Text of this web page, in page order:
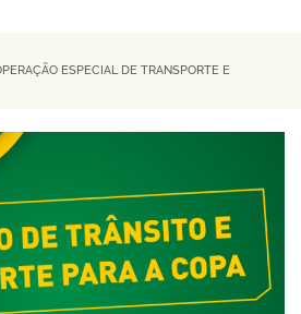
ESPECIAL DE TRANSPORTE E